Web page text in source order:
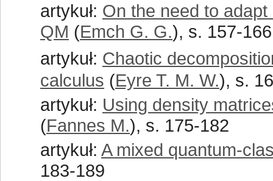
artykuł: On the need to
QM (Emch G. G.), s. 157-166
artykuł: Chaotic
calculus (Eyre T. M. W.), s.
artykuł: Using density
(Fannes M.), s. 175-182
artykuł: A mixed quantum-
183-189